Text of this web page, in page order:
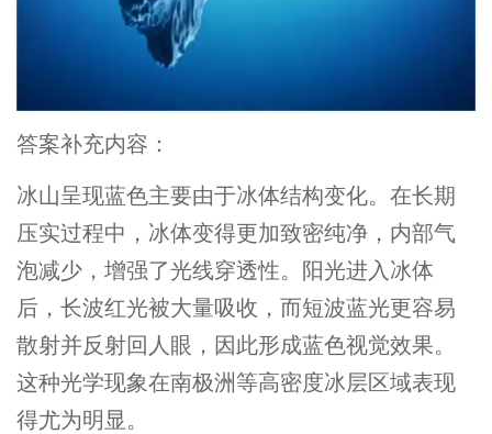
答案补充内容：
冰山呈现蓝色主要由于冰体结构变化。在长期
压实过程中，冰体变得更加致密纯净，内部气
泡减少，增强了光线穿透性。阳光进入冰体
后，长波红光被大量吸收，而短波蓝光更容易
散射并反射回人眼，因此形成蓝色视觉效果。
这种光学现象在南极洲等高密度冰层区域表现
得尤为明显。